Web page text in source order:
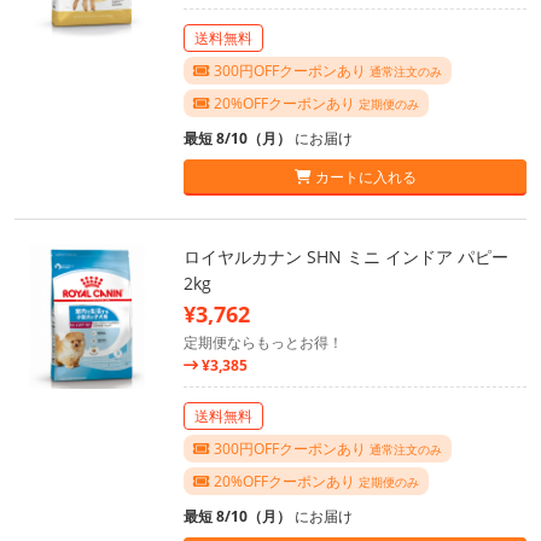
送料無料
300円OFFクーポンあり 通常注文のみ
20%OFFクーポンあり 定期便のみ
最短 8/10（月） にお届け
カートに入れる
ロイヤルカナン SHN ミニ インドア パピー
2kg
¥3,762
定期便ならもっとお得！
¥3,385
送料無料
300円OFFクーポンあり 通常注文のみ
20%OFFクーポンあり 定期便のみ
最短 8/10（月） にお届け